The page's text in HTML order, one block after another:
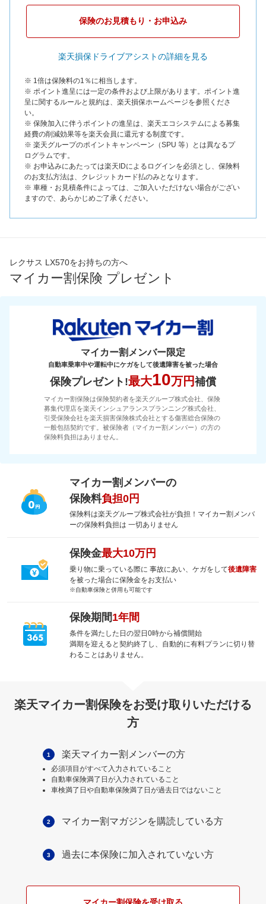
保険のお見積もり・お申込み
楽天損保ドライブアシストの詳細を見る
※ 1倍は保険料の1％に相当します。
※ ポイント進呈には一定の条件および上限があります。ポイント進
呈に関するルールと規約は、楽天損保ホームページを参照くださ
い。
※ 保険加入に伴うポイントの進呈は、楽天エコシステムによる募集
経費の削減効果等を楽天会員に還元する制度です。
※ 楽天グループのポイントキャンペーン（SPU 等）とは異なるプ
ログラムです。
※ お申込みにあたっては楽天IDによるログインを必須とし、保険料
のお支払方法は、クレジットカード払のみとなります。
※ 車種・お見積条件によっては、ご加入いただけない場合がござい
ますので、あらかじめご了承ください。
レクサス LX570をお持ちの方へ
マイカー割保険 プレゼント
マイカー割メンバー限定
自動車乗車中や運転中にケガをして後遺障害を被った場合
保険プレゼント!最大10万円補償
マイカー割保険は保険契約者を楽天グループ株式会社、保険
募集代理店を楽天インシュアランスプランニング株式会社、
引受保険会社を楽天損害保険株式会社とする傷害総合保険の
一般包括契約です。被保険者（マイカー割メンバー）の方の
保険料負担はありません。
マイカー割メンバーの
保険料負担0円
保険料は楽天グループ株式会社が負担！マイカー割メンバ
ーの保険料負担は 一切ありません
保険金最大10万円
乗り物に乗っている際に 事故にあい、ケガをして後遺障害
を被った場合に保険金をお支払い
※自動車保険と併用も可能です
保険期間1年間
条件を満たした日の翌日0時から補償開始
満期を迎えると契約終了し、自動的に有料プランに切り替
わることはありません。
楽天マイカー割保険をお受け取りいただける
方
1 楽天マイカー割メンバーの方
必須項目がすべて入力されていること
自動車保険満了日が入力されていること
車検満了日や自動車保険満了日が過去日ではないこと
2 マイカー割マガジンを購読している方
3 過去に本保険に加入されていない方
マイカー割保険を受け取る